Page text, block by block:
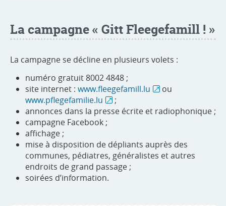
La campagne« Gitt Fleegefamill ! »
La campagne se décline en plusieurs volets :
numéro gratuit 8002 4848 ;
site internet : www.fleegefamill.lu
ou
www.pflegefamilie.lu
;
annonces dans la presse écrite et radiophonique ;
campagne Facebook ;
affichage ;
mise à disposition de dépliants auprès des
communes, pédiatres, généralistes et autres
endroits de grand passage ;
soirées d’information.